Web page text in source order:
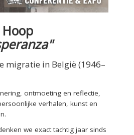
migratie in België (1946–
ontmoeting en reflectie,
verhalen, kunst en
we exact tachtig jaar sinds